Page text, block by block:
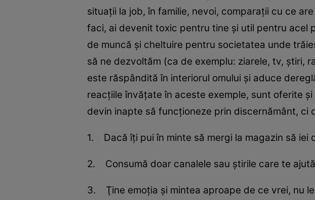
situaţii la job, în familie, nevoi, comparaţii cu ce
faci, ai devenit toxic pentru tine şi util pentru acel
de muncă şi cheltuire pentru societatea unde
să ne dezvoltăm (ca de exemplu: ziarele, tv, ştiri,
este răspândită în interiorul omului şi aduce
reacţiile învăţate în aceste exemple, sunt oferite
devin inapte să funcţioneze prin discernământ, ci
1. Dacă îţi pui în minte să mergi la magazin să iei
2. Consumă doar canalele sau ştirile care te
3. Ţine emoţia şi mintea aproape de ce vrei, nu